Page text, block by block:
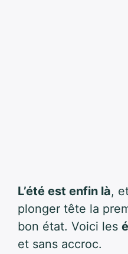
L’été est enfin là,
plonger tête la
bon état. Voici les
et sans accroc.